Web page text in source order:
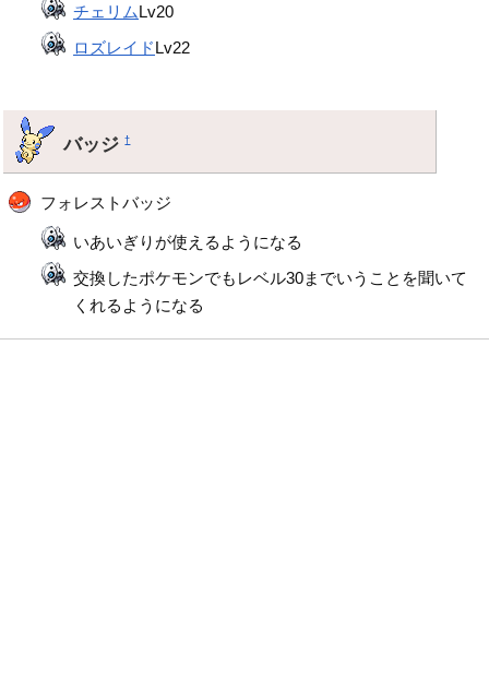
チェリムLv20
ロズレイドLv22
バッジ†
フォレストバッジ
いあいぎりが使えるようになる
交換したポケモンでもレベル30までいうことを聞いて
くれるようになる